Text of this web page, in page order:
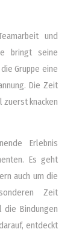
und
bringt seine
Gruppe eine
Die Zeit
zuerst knacken
Erlebnis
Es geht
auch um die
Zeit
die Bindungen
entdeckt